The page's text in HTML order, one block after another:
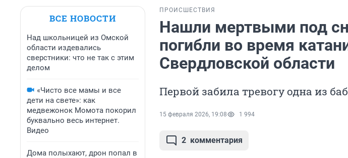
ВСЕ НОВОСТИ
Над школьницей из Омской
области издевались
сверстники: что не так с этим
делом
«Чисто все мамы и все
дети на свете»: как
медвежонок Момота покорил
буквально весь интернет.
Видео
Дома полыхают, дрон попал в
ПРОИСШЕСТВИЯ
Нашли мертвыми под
погибли во время
Свердловской области
Первой забила тревогу одна из
15 февраля 2026, 19:08 1 994
2 комментария